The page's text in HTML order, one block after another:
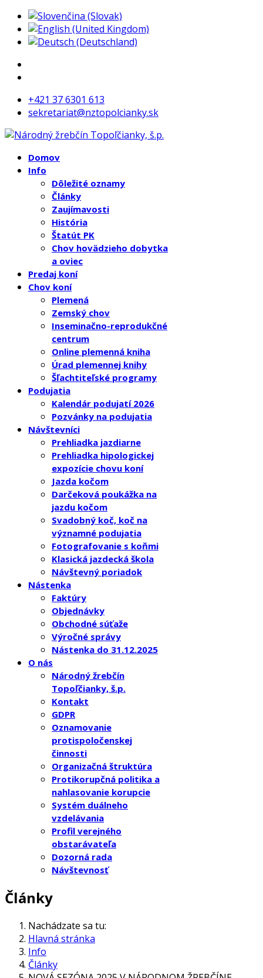
+421 37 6301 613
sekretariat@nztopolcianky.sk
Domov
Info
Dôležité oznamy
Články
Zaujímavosti
História
Štatút PK
Chov hovädzieho dobytka
a oviec
Predaj koní
Chov koní
Plemená
Zemský chov
Inseminačno-reprodukčné
centrum
Online plemenná kniha
Úrad plemennej knihy
Šľachtiteľské programy
Podujatia
Kalendár podujatí 2026
Pozvánky na podujatia
Návštevníci
Prehliadka jazdiarne
Prehliadka hipologickej
expozície chovu koní
Jazda kočom
Darčeková poukážka na
jazdu kočom
Svadobný koč, koč na
významné podujatia
Fotografovanie s koňmi
Klasická jazdecká škola
Návštevný poriadok
Nástenka
Faktúry
Objednávky
Obchodné súťaže
Výročné správy
Nástenka do 31.12.2025
O nás
Národný žrebčín
Topoľčianky, š.p.
Kontakt
GDPR
Oznamovanie
protispoločenskej
činnosti
Organizačná štruktúra
Protikorupčná politika a
nahlasovanie korupcie
Systém duálneho
vzdelávania
Profil verejného
obstarávateľa
Dozorná rada
Návštevnosť
Články
Nachádzate sa tu:
Hlavná stránka
Info
Články